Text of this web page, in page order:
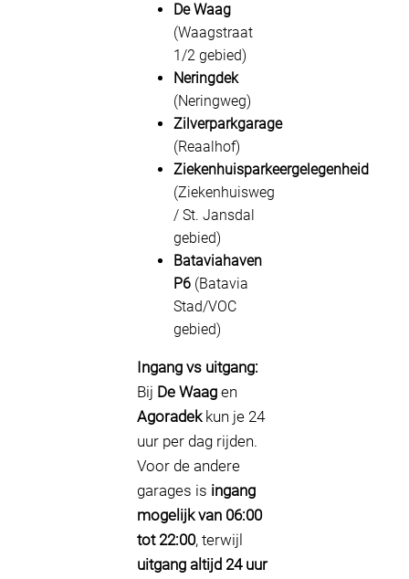
De Waag
(Waagstraat
1/2 gebied)
Neringdek
(Neringweg)
Zilverparkgarage
(Reaalhof)
Ziekenhuisparkeergelegenheid
(Ziekenhuisweg
/ St. Jansdal
gebied)
Bataviahaven
P6 (Batavia
Stad/VOC
gebied)
Ingang vs uitgang:
Bij De Waag en
Agoradekkun je 24
uur per dag rijden.
Voor de andere
garages is ingang
mogelijk van 06:00
tot 22:00, terwijl
uitgang altijd 24 uur